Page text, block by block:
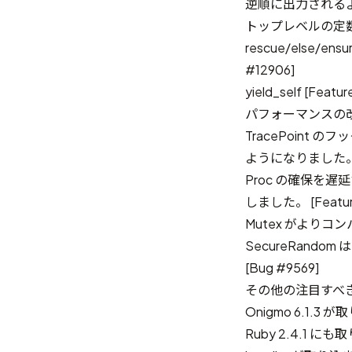
逆順に出力され
トップレベルの
rescue/else/
#12906]
yield_self
パフォーマンスの
TracePoint のフ
ようになりまし
Proc の確保を遅
しました。
Mutex がよりコ
SecureRandom
[Bug #9569]
その他の注目すべ
Onigmo 6.1.3 が
Ruby 2.4.1 にも